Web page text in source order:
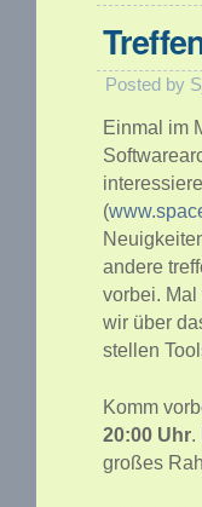
Posted by
Einmal im
(
andere
vorbei.
wir über
stellen
Komm
20:00 Uhr.
großes